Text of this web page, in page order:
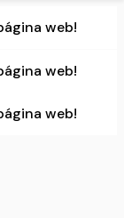
web!
web!
web!